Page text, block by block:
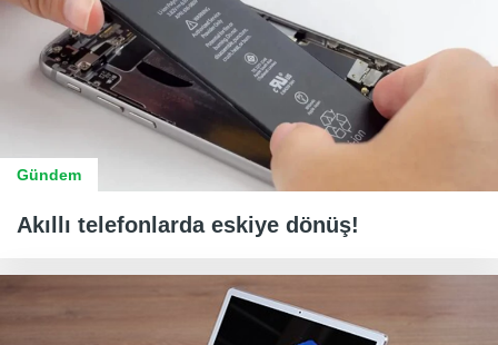
Gündem
Akıllı telefonlarda eskiye dönüş!